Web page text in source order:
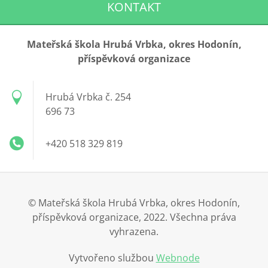
KONTAKT
Mateřská škola Hrubá Vrbka, okres Hodonín,
příspěvková organizace
Hrubá Vrbka č. 254
696 73
+420 518 329 819
© Mateřská škola Hrubá Vrbka, okres Hodonín,
příspěvková organizace, 2022. Všechna práva
vyhrazena.
Vytvořeno službou Webnode